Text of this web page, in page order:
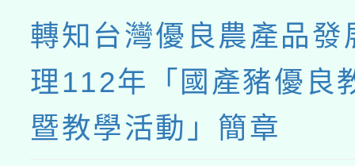
轉知台灣優良農產品發
理112年「國產豬優良
暨教學活動」簡章